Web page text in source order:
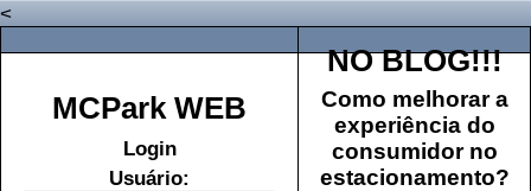
<
MCPark WEB
Login
Usuário:
NO BLOG!!!
Como melhorar a
experiência do
consumidor no
estacionamento?